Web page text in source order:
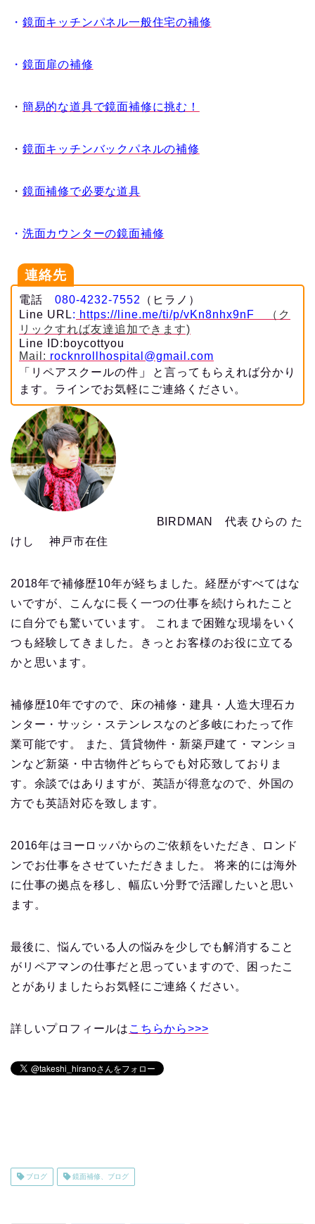
・ 鏡面キッチンパネル一般住宅の補修
・ 鏡面扉の補修
・ 簡易的な道具で鏡面補修に挑む！
・ 鏡面キッチンバックパネルの補修
・ 鏡面補修で必要な道具
・ 洗面カウンターの鏡面補修
連絡先
電話 080-4232-7552
（ヒラノ）
Line URL: https://line.me/ti/p/vKn8nhx9nF
（ク
リックすれば友達追加できます)
Line ID:boycottyou
Mail: rocknrollhospital@gmail.com
「リペアスクールの件 」
と言ってもらえれば分かり
ます。ラインでお気軽にご連絡ください。
BIRDMAN 代表 ひらの た
けし 神戸市在住
2018年で補修歴10年が経ちました。経歴がすべてはな
いですが、こんなに長く一つの仕事を続けられたこと
に自分でも驚いています。 これまで困難な現場をいく
つも経験してきました。きっとお客様のお役に立てる
かと思います。
補修歴10年ですので、床の補修・建具・人造大理石カ
ンター・サッシ・ステンレスなのど多岐にわたって作
業可能です。 また、賃貸物件・新築戸建て・マンショ
ンなど新築・中古物件どちらでも対応致しておりま
す。余談ではありますが、英語が得意なので、外国の
方でも英語対応を致します。
2016年はヨーロッパからのご依頼をいただき、ロンド
ンでお仕事をさせていただきました。 将来的には海外
に仕事の拠点を移し、幅広い分野で活躍したいと思い
ます。
最後に、悩んでいる人の悩みを少しでも解消すること
がリペアマンの仕事だと思っていますので、困ったこ
とがありましたらお気軽にご連絡ください。
詳しいプロフィールは こちらから>>>
ブログ 鏡面補修、ブログ